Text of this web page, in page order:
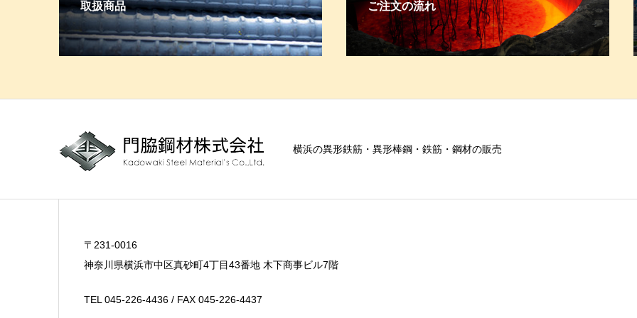
取扱商品 ご注文の流れ
横浜の異形鉄筋・異形棒鋼・鉄筋・鋼材の販売
〒231-0016
神奈川県横浜市中区真砂町4丁目43番地 木下商事ビル7階
TEL 045-226-4436 / FAX 045-226-4437